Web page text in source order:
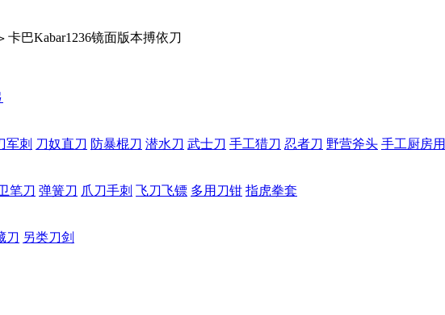
卡巴Kabar1236镜面版本搏依刀
军刺 刀奴直刀 防暴棍刀 潜水刀 武士刀 手工猎刀 忍者刀 野营斧头 手工厨房
笔刀 弹簧刀 爪刀手刺 飞刀飞镖 多用刀钳 指虎拳套
刀 另类刀剑